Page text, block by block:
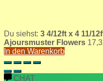
Du siehst: 3 4/12ft x 4 11/
Ajoursmuster Flowers
In den Warenkorb
CHAT